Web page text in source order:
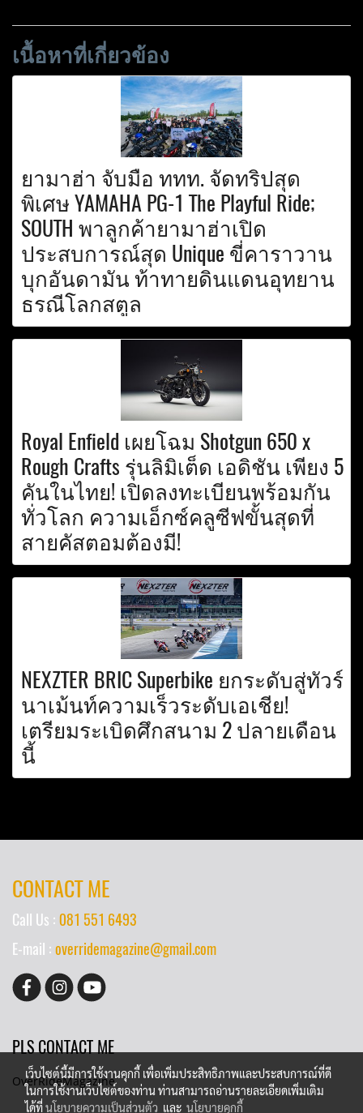
เนื้อหาที่เกี่ยวข้อง
ยามาฮ่า จับมือ ททท. จัดทริปสุด
พิเศษ YAMAHA PG-1 The Playful Ride;
SOUTH พาลูกค้ายามาฮ่าเปิด
ประสบการณ์สุด Unique ขี่คาราวาน
บุกอันดามัน ท้าทายดินแดนอุทยาน
ธรณีโลกสตูล
Royal Enfield เผยโฉม Shotgun 650 x
Rough Crafts รุ่นลิมิเต็ด เอดิชัน เพียง 5
คันในไทย! เปิดลงทะเบียนพร้อมกัน
ทั่วโลก ความเอ็กซ์คลูซีฟขั้นสุดที่
สายคัสตอมต้องมี!
NEXZTER BRIC Superbike ยกระดับสู่ทัวร์
นาเม้นท์ความเร็วระดับเอเชีย!
เตรียมระเบิดศึกสนาม 2 ปลายเดือน
นี้
CONTACT ME
Call Us : 081 551 6493
E-mail : overridemagazine@gmail.com
PLS CONTACT ME
OverRideMagazine
เว็บไซต์นี้มีการใช้งานคุกกี้ เพื่อเพิ่มประสิทธิภาพและประสบการณ์ที่ดี
ในการใช้งานเว็บไซต์ของท่าน ท่านสามารถอ่านรายละเอียดเพิ่มเติม
ได้ที่นโยบายความเป็นส่วนตัว และ นโยบายคุกกี้